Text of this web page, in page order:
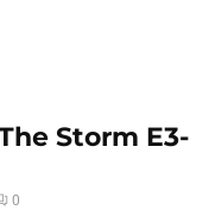
Storm E3-
0